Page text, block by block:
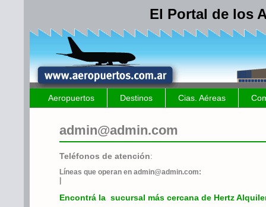
El Portal de los
Aeropuertos Destinos Cias. Aéreas
admin@admin.com
Teléfonos de atención:
Líneas que operan en admin@admin.com:
Encontrá la sucursal más cercana de Hertz